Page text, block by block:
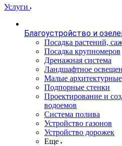
Услуги
Благоустройство и
Посадка растений,
Посадка крупномеров
Дренажная система
Ландшафтное
Малые
Подпорные стенки
Проектирование и
водоемов
Система полива
Устройство газонов
Устройство дорожек
Еще